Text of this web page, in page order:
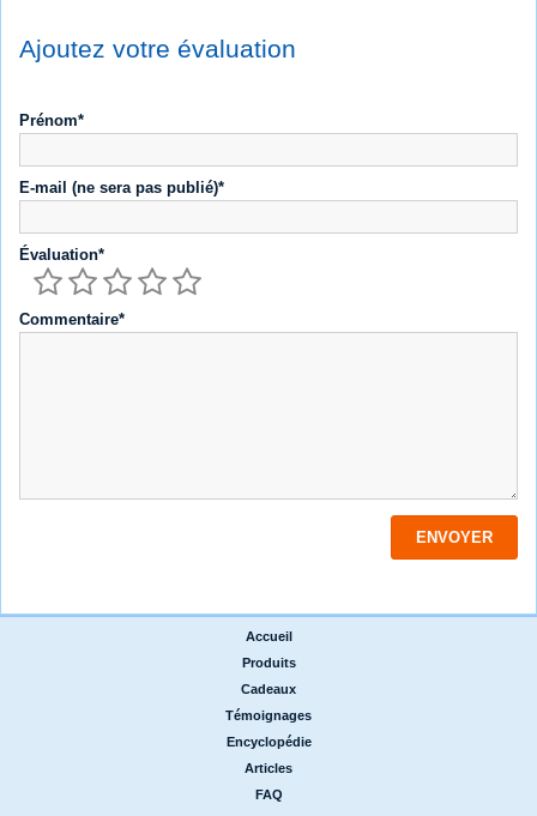
Ajoutez votre évaluation
Prénom*
E-mail (ne sera pas publié)*
Évaluation*
Commentaire*
Accueil
Produits
Cadeaux
Témoignages
Encyclopédie
Articles
FAQ